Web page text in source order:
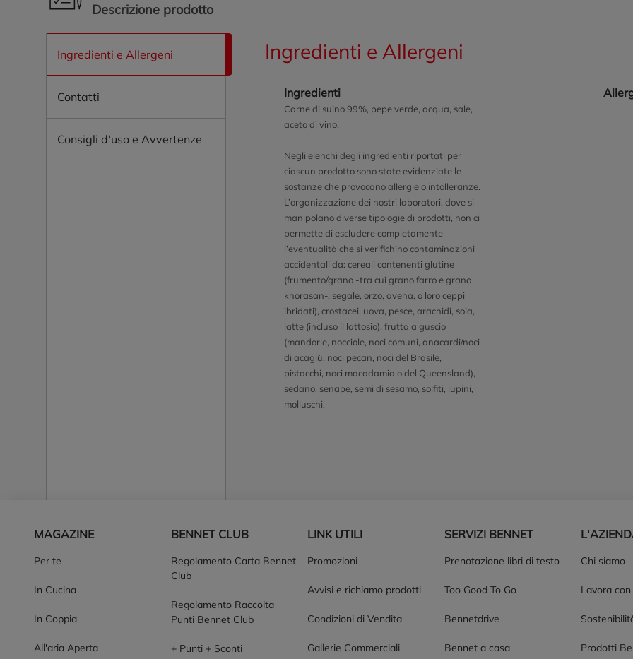
Descrizione prodotto
Ingredienti e Allergeni
Contatti
Consigli d'uso e Avvertenze
Ingredienti e Allergeni
Ingredienti
Carne di suino 99%, pepe verde, acqua, sale,
aceto di vino.
Negli elenchi degli ingredienti riportati per
ciascun prodotto sono state evidenziate le
sostanze che provocano allergie o intolleranze.
L’organizzazione dei nostri laboratori, dove si
manipolano diverse tipologie di prodotti, non ci
permette di escludere completamente
l’eventualità che si verifichino contaminazioni
accidentali da: cereali contenenti glutine
(frumento/grano -tra cui grano farro e grano
khorasan-, segale, orzo, avena, o loro ceppi
ibridati), crostacei, uova, pesce, arachidi, soia,
latte (incluso il lattosio), frutta a guscio
(mandorle, nocciole, noci comuni, anacardi/noci
di acagiù, noci pecan, noci del Brasile,
pistacchi, noci macadamia o del Queensland),
sedano, senape, semi di sesamo, solfiti, lupini,
molluschi.
MAGAZINE
Per te
In Cucina
In Coppia
All'aria Aperta
BENNET CLUB
Regolamento Carta Bennet
Club
Regolamento Raccolta
Punti Bennet Club
+ Punti + Sconti
LINK UTILI
Promozioni
Avvisi e richiamo prodotti
Condizioni di Vendita
Gallerie Commerciali
SERVIZI BENNET
Prenotazione libri di testo
Too Good To Go
Bennetdrive
Bennet a casa
Chi siamo
Lavora
Prodotti